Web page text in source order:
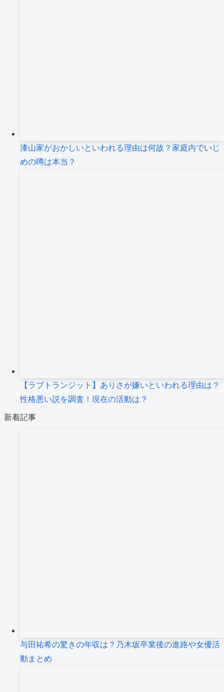
漆山家がおかしいといわれる理由は何故？家庭内でいじ
めの噂は本当？
【ラブトランジット】ありさが嫌いといわれる理由は？
性格悪い説を調査！現在の活動は？
新着記事
与田祐希の驚きの年収は？乃木坂卒業後の進路や女優活
動まとめ